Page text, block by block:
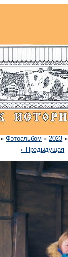
»Фотоальбом »2023 »
« Предыдущая